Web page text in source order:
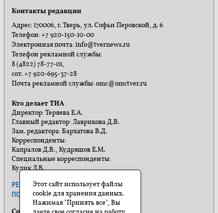
Контакты редакции
Адрес: 170006, г. Тверь, ул. Софьи Перовской, д. 6
Телефон: +7 920-150-10-00
Электронная почта: info@tvernews.ru
Телефон рекламной службы:
8 (4822) 78-77-01,
сот. +7 920-695-37-28
Почта рекламной службы: omc@omctver.ru
Кто делает ТИА
Директор: Теряева Е.А.
Главный редактор: Лаврикова Д.В.
Зам. редактора: Бархатова В.Д.
Корреспонденты:
Капралов Д.В., Кудряшов Е.М.
Специальные корреспонденты:
Кулик Л.В.
РЕКЛАМА ПРАВИЛА САЙТА
ПОЛИТИКА КОНФИДЕНЦИАЛЬНОСТИ
Этот сайт использует файлы
cookie для хранения данных.
Нажимая "Принять все", Вы